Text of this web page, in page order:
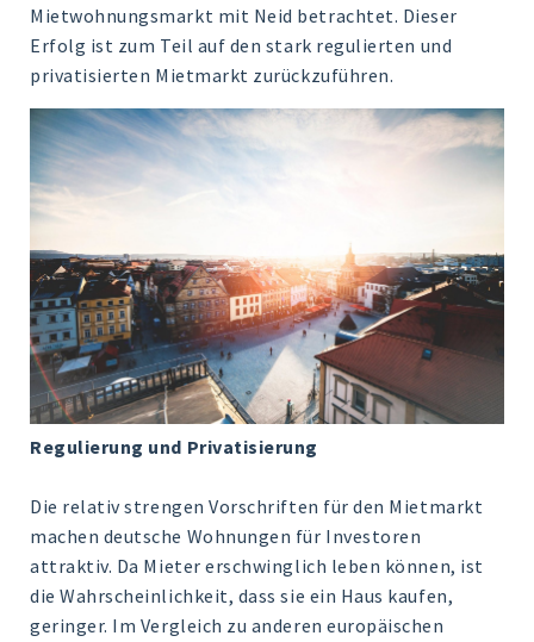
Mietwohnungsmarkt mit Neid betrachtet. Dieser
Erfolg ist zum Teil auf den stark regulierten und
privatisierten Mietmarkt zurückzuführen.
Regulierung und Privatisierung
Die relativ strengen Vorschriften für den Mietmarkt
machen deutsche Wohnungen für Investoren
attraktiv. Da Mieter erschwinglich leben können, ist
die Wahrscheinlichkeit, dass sie ein Haus kaufen,
geringer. Im Vergleich zu anderen europäischen